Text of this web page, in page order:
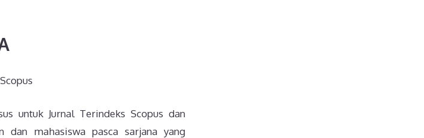
untuk Jurnal Terindeks Scopus dan
dan mahasiswa pasca sarjana yang